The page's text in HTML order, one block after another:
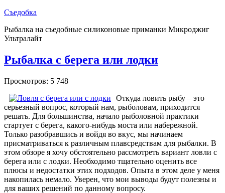
Съедобка
Рыбалка на съедобные силиконовые приманки Микроджиг
Ультралайт
Рыбалка с берега или лодки
Просмотров: 5 748
Откуда ловить рыбу – это
серьезный вопрос, который нам, рыболовам, приходится
решать. Для большинства, начало рыболовной практики
стартует с берега, какого-нибудь моста или набережной.
Только разобравшись и войдя во вкус, мы начинаем
присматриваться к различным плавсредствам для рыбалки. В
этом обзоре я хочу обстоятельно рассмотреть вариант ловли с
берега или с лодки. Необходимо тщательно оценить все
плюсы и недостатки этих подходов. Опыта в этом деле у меня
накопилась немало. Уверен, что мои выводы будут полезны и
для ваших решений по данному вопросу.